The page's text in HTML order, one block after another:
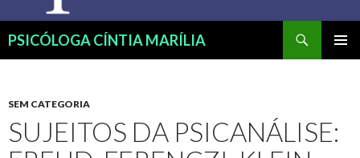
PSICÓLOGA CÍNTIA MARÍLIA
Pesquisar
CONTEÚDO
SEM CATEGORIA
SUJEITOS DA PSICANÁLISE: